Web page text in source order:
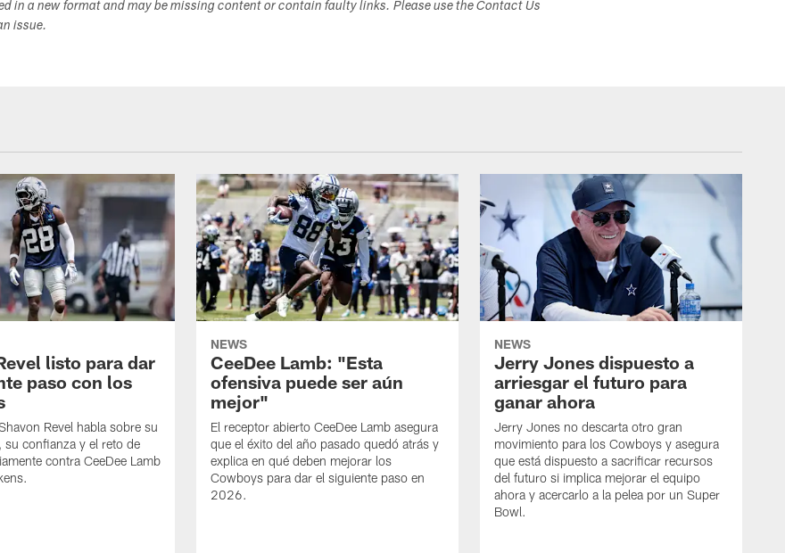
in a new format and may be missing content or contain faulty links. Please use the Contact Us
issue.
listo para dar
paso con los
Revel habla sobre su
su confianza y el reto de
contra CeeDee Lamb
NEWS
CeeDee Lamb: "Esta
ofensiva puede ser aún
mejor"
El receptor abierto CeeDee Lamb asegura
que el éxito del año pasado quedó atrás y
explica en qué deben mejorar los
Cowboys para dar el siguiente paso en
2026.
NEWS
Jerry Jones dispuesto a
arriesgar el futuro para
ganar ahora
Jerry Jones no descarta otro gran
movimiento para los Cowboys y asegura
que está dispuesto a sacrificar recursos
del futuro si implica mejorar el equipo
ahora y acercarlo a la pelea por un Super
Bowl.